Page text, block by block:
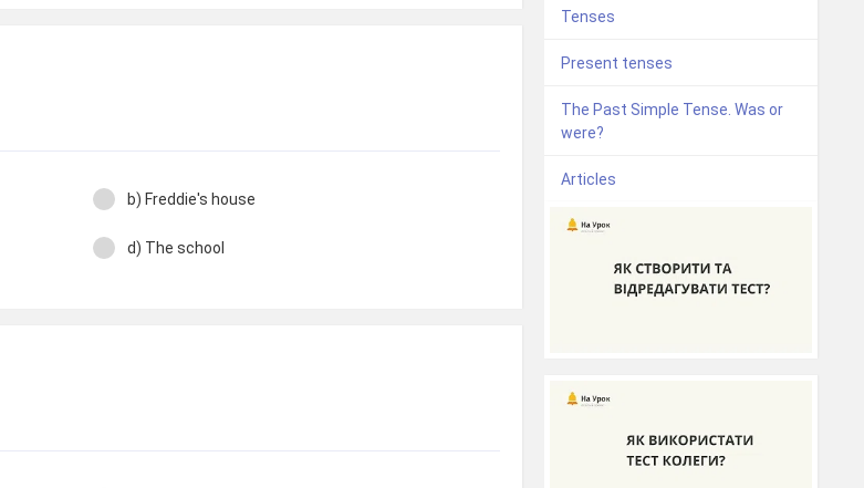
b) Freddie's house
d) The school
Tenses
Present tenses
The Past Simple Tense. Was or
were?
Articles